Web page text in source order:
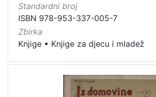
Standardni broj
ISBN 978-953-337-005-7
Zbirka
Knjige • Knjige za djecu i mladež